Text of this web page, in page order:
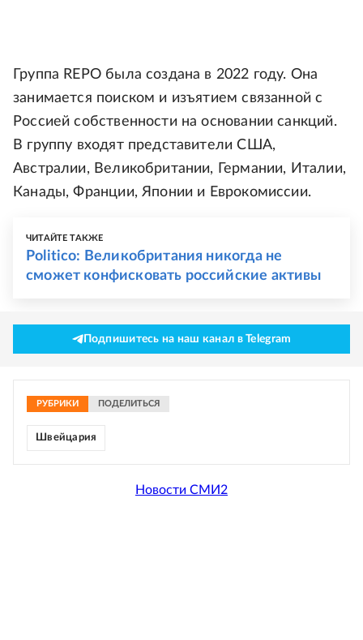
Группа REPO была создана в 2022 году. Она
занимается поиском и изъятием связанной с
Россией собственности на основании санкций.
В группу входят представители США,
Австралии, Великобритании, Германии, Италии,
Канады, Франции, Японии и Еврокомиссии.
ЧИТАЙТЕ ТАКЖЕ
Politico: Великобритания никогда не
сможет конфисковать российские активы
Подпишитесь на наш канал в Telegram
РУБРИКИ ПОДЕЛИТЬСЯ
Швейцария
Новости СМИ2